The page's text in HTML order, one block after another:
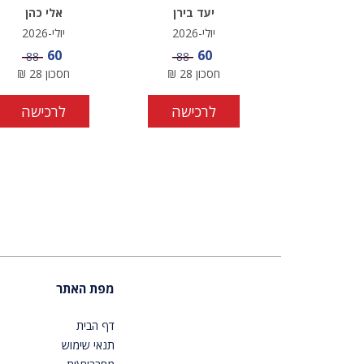
יעד בירן
יולי-2026
מחיר מבצע
60 מחיר
88
חסכון 28
₪
לרכישה
אלי כהן
יולי-2026
מחיר מבצע
60 מחיר
88
חסכון 28
₪
לרכישה
מפת האתר
דף הבית
תנאי שימוש